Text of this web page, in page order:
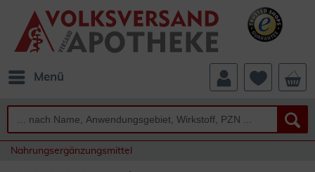
Menü
Nahrungsergänzungsmittel